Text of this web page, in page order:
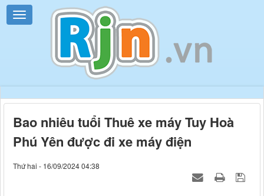
Bao nhiêu tuổi Thuê xe máy Tuy Hoà
Phú Yên được đi xe máy điện
Thứ hai - 16/09/2024 04:38